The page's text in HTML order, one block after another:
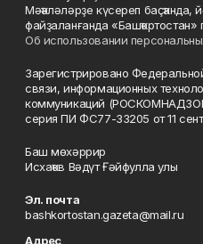
Мәҡәләләрҙе күсереп баҫҡанда,
файҙаланғанда «Башҡортостан»
Об использовании
Зарегистрировано
связи, информационных
коммуникаций
серия ПИ ФС77-33205 от 11
Баш мөхәррир
Исхаҡов Вәдүт Ғәйфулла улы
Эл. почта
bashkortostan.gazeta@mail.ru
Адрес